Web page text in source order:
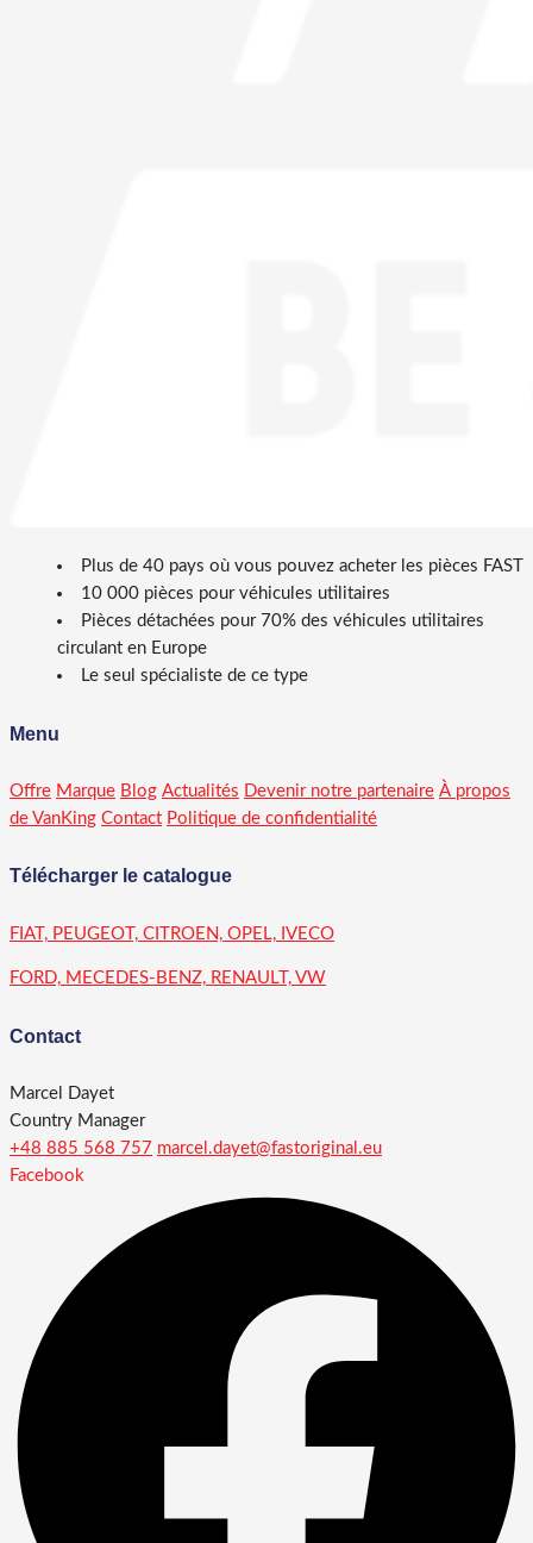
Plus de 40 pays où vous pouvez acheter les pièces FAST
10 000 pièces pour véhicules utilitaires
Pièces détachées pour 70% des véhicules utilitaires
circulant en Europe
Le seul spécialiste de ce type
Menu
Offre Marque Blog Actualités Devenir notre partenaire À propos
de VanKing Contact Politique de confidentialité
Télécharger le catalogue
FIAT, PEUGEOT, CITROEN, OPEL, IVECO
FORD, MECEDES-BENZ, RENAULT, VW
Contact
Marcel Dayet
Country Manager
+48 885 568 757 marcel.dayet@fastoriginal.eu
Facebook